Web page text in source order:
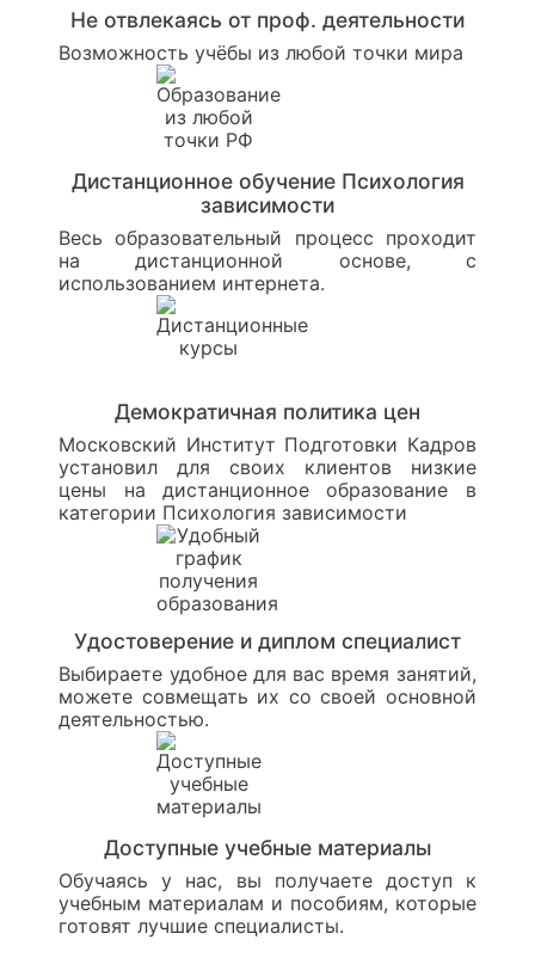
Не отвлекаясь от проф. деятельности
Возможность учёбы из любой точки мира
Дистанционное обучение Психология
зависимости
Весь образовательный процесс проходит
на дистанционной основе, с
использованием интернета.
Демократичная политика цен
Московский Институт Подготовки Кадров
установил для своих клиентов низкие
цены на дистанционное образование в
категории Психология зависимости
Удостоверение и диплом специалист
Выбираете удобное для вас время занятий,
можете совмещать их со своей основной
деятельностью.
Доступные учебные материалы
Обучаясь у нас, вы получаете доступ к
учебным материалам и пособиям, которые
готовят лучшие специалисты.